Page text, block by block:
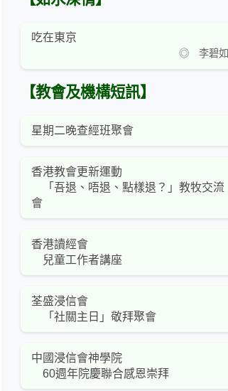
吃在東京
◎ 李碧如
【教會及機構短訊】
星期二晚查經班聚會
香港教會更新運動
「吾退、唔退、點樣退？」教牧交流
會
香港讀經會
兒童工作者講座
荃盛浸信會
「社關主日」敬拜聚會
中國浸信會神學院
60週年院慶聯合感恩崇拜